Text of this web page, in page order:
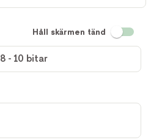
Håll skärmen tänd
8 - 10 bitar